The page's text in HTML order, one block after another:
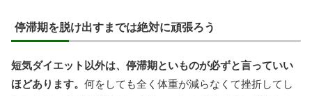
停滞期を脱け出すまでは絶対に頑張ろう
短気ダイエット以外は、停滞期といものが必ずと言っていい
ほどあります。 何をしても全く体重が減らなくて挫折してし